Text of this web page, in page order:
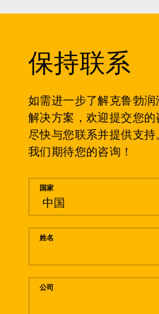
保持联系
如需进一步了解克鲁勃
解决方案，欢迎提交您
尽快与您联系并提供支持
我们期待您的咨询！
留言
国家
姓名
公司